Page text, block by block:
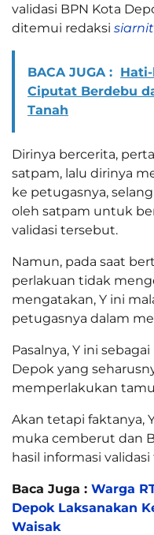
validasi BPN Kota
ditemui redaksi
BACA JUGA :
Ciputat Berdebu
Tanah
Dirinya bercerita,
satpam, lalu dirinya
ke petugasnya,
oleh satpam untuk
validasi tersebut.
Namun, pada saat
perlakuan tidak
mengatakan, Y ini
petugasnya dalam
Pasalnya, Y ini
Depok yang
memperlakukan
Akan tetapi faktanya,
muka cemberut dan
hasil informasi
Baca Juga : Warga
Depok Laksanakan
Waisak